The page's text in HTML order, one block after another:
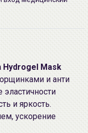
Hydrogel Mask
и анти
и яркость.
ускорение